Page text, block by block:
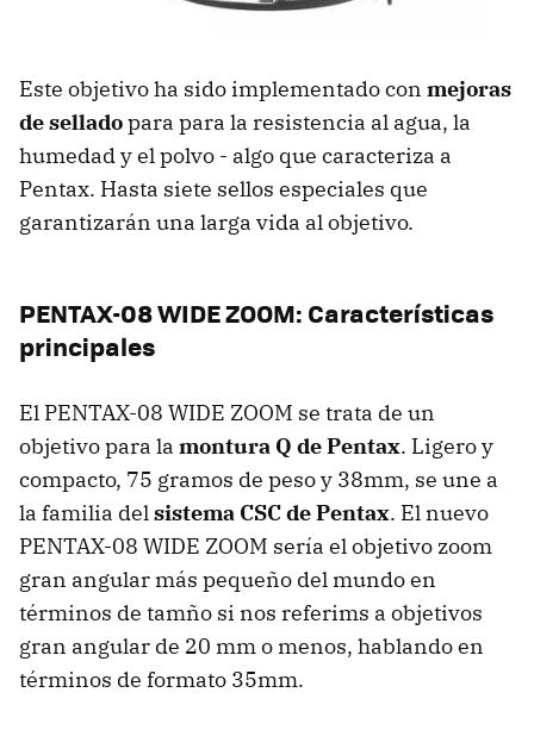
Este objetivo ha sido implementado con mejoras
de selladopara para la resistencia al agua, la
humedad y el polvo - algo que caracteriza a
Pentax. Hasta siete sellos especiales que
garantizarán una larga vida al objetivo.
PENTAX-08 WIDE ZOOM: Características
principales
El PENTAX-08 WIDE ZOOM se trata de un
objetivo para la montura Q de Pentax. Ligero y
compacto, 75 gramos de peso y 38mm, se une a
la familia delsistema CSC de Pentax. El nuevo
PENTAX-08 WIDE ZOOM sería el objetivo zoom
gran angular más pequeño del mundo en
términos de tamño si nos referims a objetivos
gran angular de 20 mm o menos, hablando en
términos de formato 35mm.